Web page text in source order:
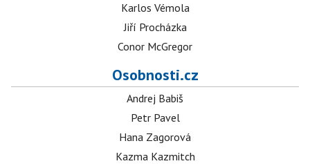
Karlos Vémola
Jiří Procházka
Conor McGregor
Osobnosti.cz
Andrej Babiš
Petr Pavel
Hana Zagorová
Kazma Kazmitch